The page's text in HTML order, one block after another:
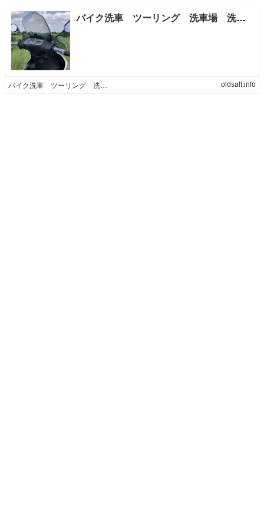
バイク洗車 ツーリング 洗車場 洗車 X Instagram
バイク洗車 ツーリング 洗車場 洗車 X Instagram oldsalt.info